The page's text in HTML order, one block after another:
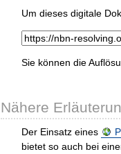
Um dieses digitale
Sie können die
Nähere
Der Einsatz eines
bietet so auch bei